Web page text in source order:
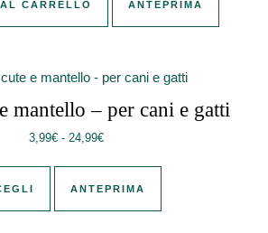
CARRELLO ANTEPRIMA
mantello – per cani e gatti
3,99€ - 24,99€Fascia di prezzo: da 3,99€ a
Questo prodotto ha più varianti. Le
ANTEPRIMA